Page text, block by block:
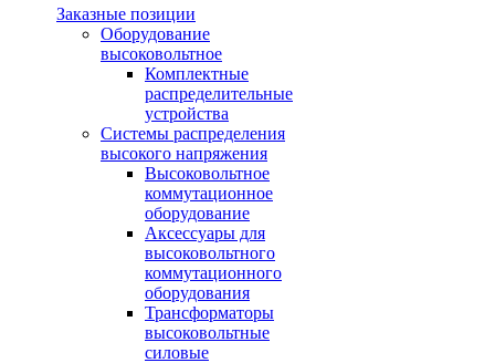
Заказные позиции
Оборудование
высоковольтное
Комплектные
распределительные
устройства
Системы распределения
высокого напряжения
Высоковольтное
коммутационное
оборудование
Аксессуары для
высоковольтного
коммутационного
оборудования
Трансформаторы
высоковольтные
силовые